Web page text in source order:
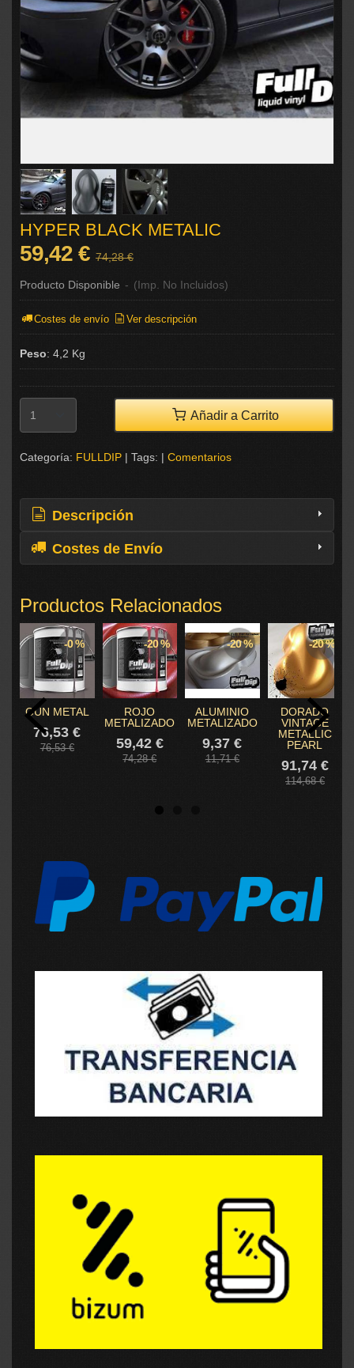
HYPER BLACK METALIC
59,42 € 74,28 €
Producto Disponible - (Imp. No Incluidos)
Costes de envío Ver descripción
Peso: 4,2 Kg
Añadir a Carrito
Categoría: FULLDIP | Tags: | Comentarios
Descripción
Costes de Envío
Productos Relacionados
-0 %
GUN METAL
76,53 €
76,53 €
-20 %
ROJO
METALIZADO
59,42 €
74,28 €
-20 %
ALUMINIO
METALIZADO
9,37 €
11,71 €
-20 %
DORADO
VINTAGE
METALLIC
PEARL
91,74 €
114,68 €